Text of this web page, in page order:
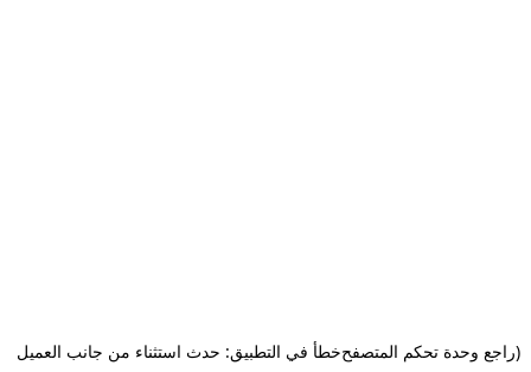
خطأ في التطبيق: حدث استثناء من جانب العميل(راجع وحدة تحكم المتصفح